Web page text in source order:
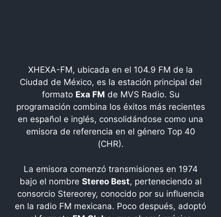
XHEXA-FM, ubicada en el 104.9 FM de la
Ciudad de México, es la estación principal del
formato Exa FM de MVS Radio. Su
programación combina los éxitos más recientes
en español e inglés, consolidándose como una
emisora de referencia en el género Top 40
(CHR).
La emisora comenzó transmisiones en 1974
bajo el nombre Stereo Best, perteneciendo al
consorcio Stereorey, conocido por su influencia
en la radio FM mexicana. Poco después, adoptó